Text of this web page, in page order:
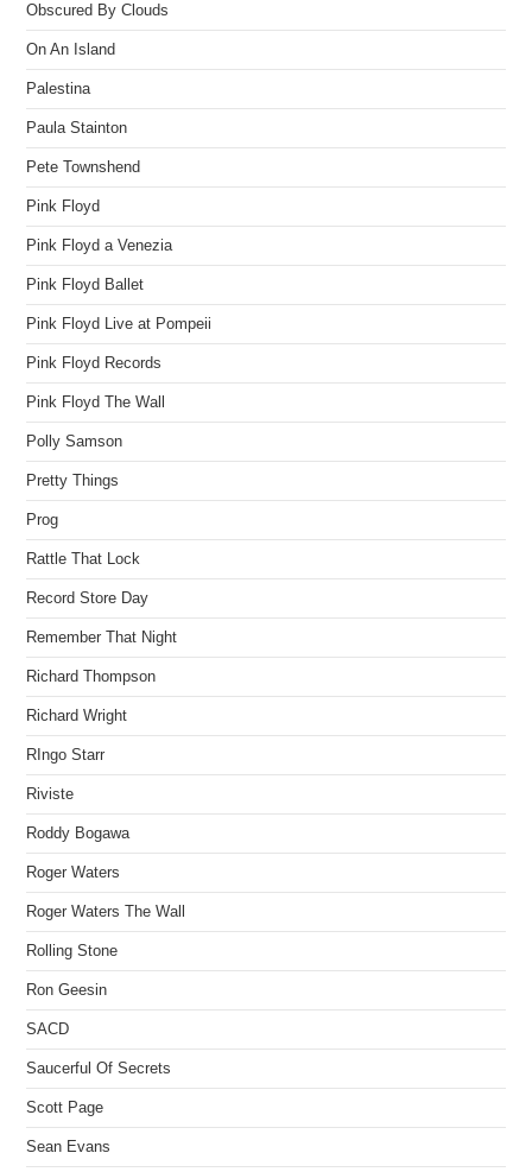
Obscured By Clouds
On An Island
Palestina
Paula Stainton
Pete Townshend
Pink Floyd
Pink Floyd a Venezia
Pink Floyd Ballet
Pink Floyd Live at Pompeii
Pink Floyd Records
Pink Floyd The Wall
Polly Samson
Pretty Things
Prog
Rattle That Lock
Record Store Day
Remember That Night
Richard Thompson
Richard Wright
RIngo Starr
Riviste
Roddy Bogawa
Roger Waters
Roger Waters The Wall
Rolling Stone
Ron Geesin
SACD
Saucerful Of Secrets
Scott Page
Sean Evans